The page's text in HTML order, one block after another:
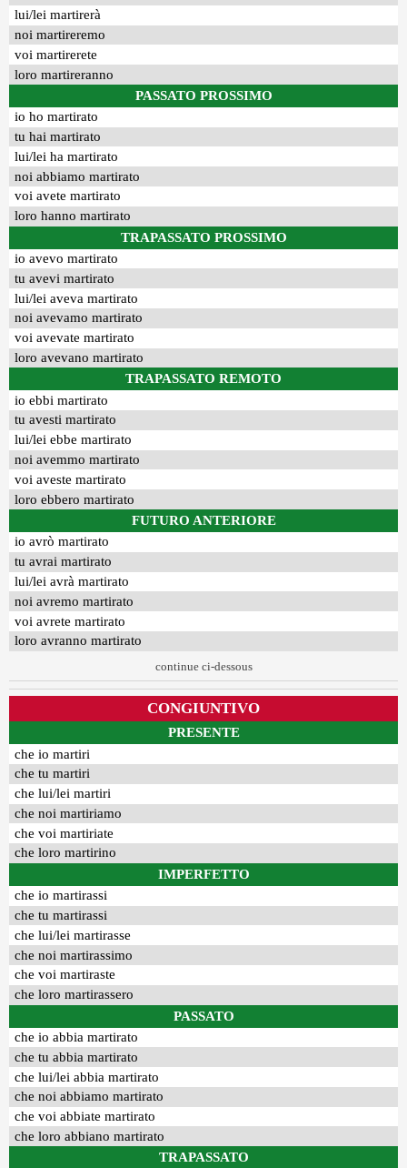
lui/lei martirerà
noi martireremo
voi martirerete
loro martireranno
PASSATO PROSSIMO
io ho martirato
tu hai martirato
lui/lei ha martirato
noi abbiamo martirato
voi avete martirato
loro hanno martirato
TRAPASSATO PROSSIMO
io avevo martirato
tu avevi martirato
lui/lei aveva martirato
noi avevamo martirato
voi avevate martirato
loro avevano martirato
TRAPASSATO REMOTO
io ebbi martirato
tu avesti martirato
lui/lei ebbe martirato
noi avemmo martirato
voi aveste martirato
loro ebbero martirato
FUTURO ANTERIORE
io avrò martirato
tu avrai martirato
lui/lei avrà martirato
noi avremo martirato
voi avrete martirato
loro avranno martirato
continue ci-dessous
CONGIUNTIVO
PRESENTE
che io martiri
che tu martiri
che lui/lei martiri
che noi martiriamo
che voi martiriate
che loro martirino
IMPERFETTO
che io martirassi
che tu martirassi
che lui/lei martirasse
che noi martirassimo
che voi martiraste
che loro martirassero
PASSATO
che io abbia martirato
che tu abbia martirato
che lui/lei abbia martirato
che noi abbiamo martirato
che voi abbiate martirato
che loro abbiano martirato
TRAPASSATO